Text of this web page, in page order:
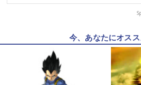
今、あなたにオスス